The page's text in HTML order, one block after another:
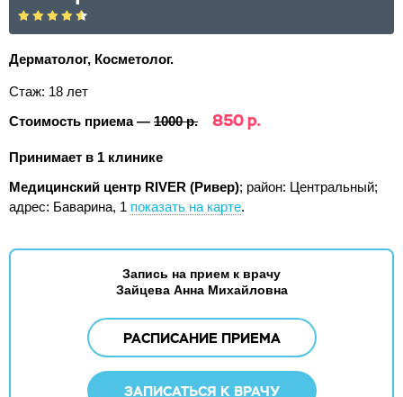
Дерматолог, Косметолог.
Стаж: 18 лет
Стоимость приема — 1000 р. 850 р.
Принимает в 1 клинике
Медицинский центр RIVER (Ривер); район: Центральный;
адрес: Баварина, 1 показать на карте.
Запись на прием к врачу
Зайцева Анна Михайловна
РАСПИСАНИЕ ПРИЕМА
ЗАПИСАТЬСЯ К ВРАЧУ